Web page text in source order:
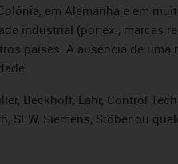
em Alemanha e em
industrial (por ex., marcas
países. A ausência de
Beckhoff, Lahr, Control
SEW, Siemens, Stöber ou